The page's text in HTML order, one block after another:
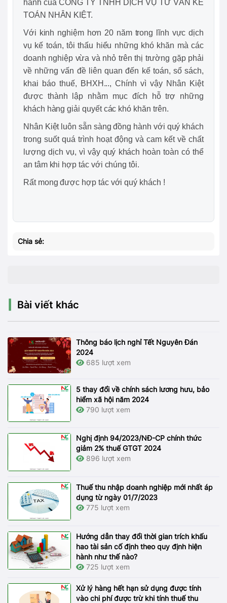
hành của CÔNG TY TNHH DỊCH VỤ TƯ VẤN KẾ
TOÁN NHÂN KIỆT.
Với kinh nghiệm hơn 20 năm trong lĩnh vực dịch
vụ kế toán, tôi thấu hiểu những khó khăn mà các
doanh nghiệp vừa và nhỏ trên thị trường gặp phải
về những vấn đề liên quan đến kế toán, sổ sách,
khai báo thuế, BHXH..., Chính vì vậy Nhân Kiệt
được thành lập nhằm mục đích hỗ trợ những
khách hàng giải quyết các khó khăn trên.
Nhân Kiệt luôn sẵn sàng đồng hành với quý khách
trong suốt quá trình hoạt động và cam kết về chất
lượng dịch vụ, vì vậy quý khách hoàn toàn có thể
an tâm khi hợp tác với chúng tôi.
Rất mong được hợp tác với quý khách !
Chia sẻ:
Bài viết khác
Thông báo lịch nghỉ Tết Nguyên Đán
2024
685 lượt xem
5 thay đổi về chính sách lương hưu, bảo
hiểm xã hội năm 2024
790 lượt xem
Nghị định 94/2023/NĐ-CP chính thức
giảm 2% thuế GTGT 2024
896 lượt xem
Thuế thu nhập doanh nghiệp mới nhất áp
dụng từ ngày 01/7/2023
775 lượt xem
Hướng dẫn thay đổi thời gian trích khấu
hao tài sản cố định theo quy định hiện
hành như thế nào?
725 lượt xem
Xử lý hàng hết hạn sử dụng được tính
vào chi phí được trừ khi tính thuế thu